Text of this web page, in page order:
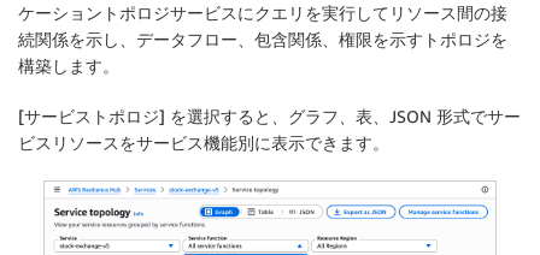
ケーショントポロジサービスにクエリを実行してリソース間の接
続関係を示し、データフロー、包含関係、権限を示すトポロジを
構築します。
[サービストポロジ] を選択すると、グラフ、表、JSON 形式でサー
ビスリソースをサービス機能別に表示できます。